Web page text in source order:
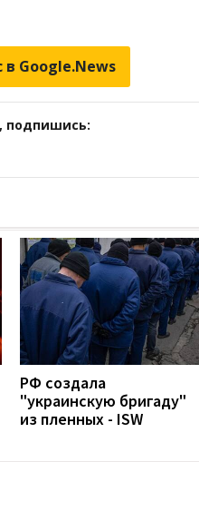
в Google.News
подпишись:
РФ создала
"украинскую бригаду"
из пленных - ISW